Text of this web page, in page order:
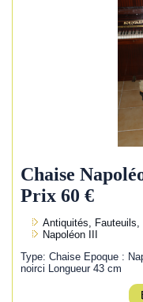
Chaise
Prix 60 €
Antiquités, Fauteuils,
Napoléon III
Type: Chaise Epoque :
noirci Longueur 43 cm